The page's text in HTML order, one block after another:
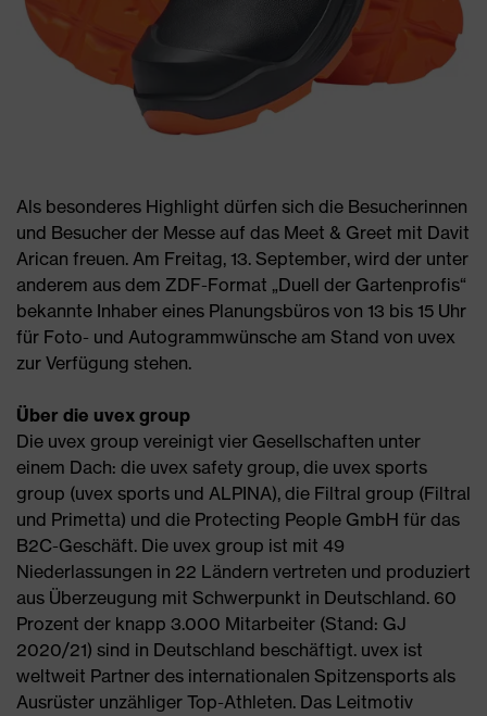
Als besonderes Highlight dürfen sich die Besucherinnen
und Besucher der Messe auf das Meet & Greet mit Davit
Arican freuen. Am Freitag, 13. September, wird der unter
anderem aus dem ZDF-Format „Duell der Gartenprofis“
bekannte Inhaber eines Planungsbüros von 13 bis 15 Uhr
für Foto- und Autogrammwünsche am Stand von uvex
zur Verfügung stehen.
Über die uvex group
Die uvex group vereinigt vier Gesellschaften unter
einem Dach: die uvex safety group, die uvex sports
group (uvex sports und ALPINA), die Filtral group (Filtral
und Primetta) und die Protecting People GmbH für das
B2C-Geschäft. Die uvex group ist mit 49
Niederlassungen in 22 Ländern vertreten und produziert
aus Überzeugung mit Schwerpunkt in Deutschland. 60
Prozent der knapp 3.000 Mitarbeiter (Stand: GJ
2020/21) sind in Deutschland beschäftigt. uvex ist
weltweit Partner des internationalen Spitzensports als
Ausrüster unzähliger Top-Athleten. Das Leitmotiv